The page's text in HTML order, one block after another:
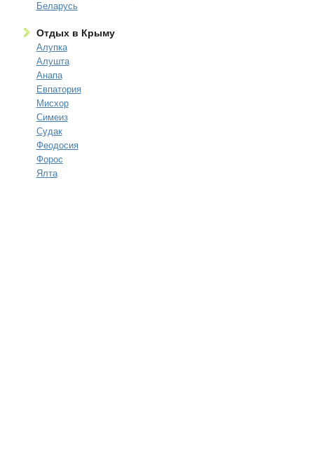
Беларусь
Отдых в Крыму
Алупка
Алушта
Анапа
Евпатория
Мисхор
Симеиз
Судак
Феодосия
Форос
Ялта